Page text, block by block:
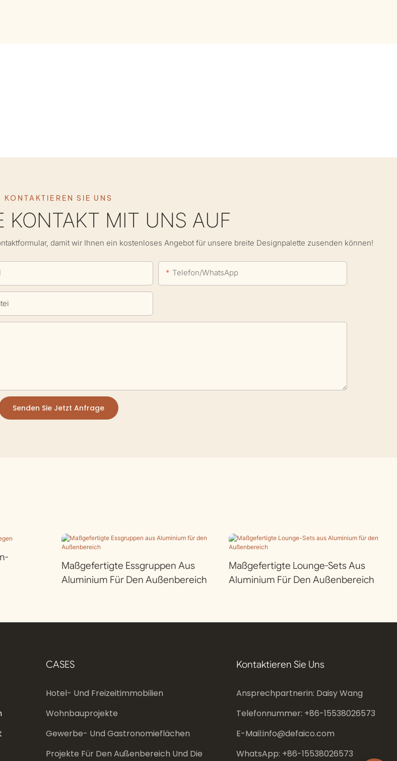
KONTAKTIEREN SIE UNS
KONTAKT MIT UNS AUF
damit wir Ihnen ein kostenloses Angebot für unsere breite Designpalette zusenden können!
Telefon/WhatsApp
Senden Sie Jetzt Anfrage
Maßgefertigte Essgruppen Aus
Aluminium Für Den Außenbereich
Maßgefertigte Lounge-Sets Aus
Aluminium Für Den Außenbereich
CASES
Hotel- Und Freizeitimmobilien
Wohnbauprojekte
Gewerbe- Und Gastronomieflächen
Projekte Für Den Außenbereich Und Die
Kontaktieren Sie Uns
Ansprechpartnerin: Daisy Wang
Telefonnummer: +86-15538026573
E-Mail:info@defaico.com
WhatsApp: +86-15538026573